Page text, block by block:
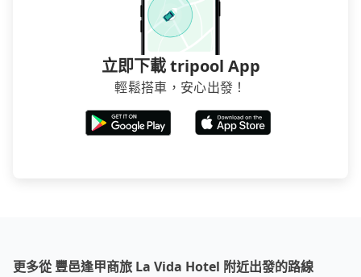
立即下載 tripool App
輕鬆搭車，安心出發！
更多從 豐邑逢甲商旅 La Vida Hotel 附近出發的路線